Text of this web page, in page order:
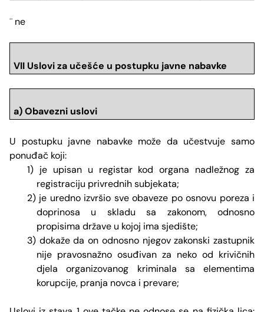
¨ ne
VII Uslovi za učešće u postupku javne nabavke
a) Obavezni uslovi
U postupku javne nabavke može da učestvuje samo
ponuđač koji:
1) je upisan u registar kod organa nadležnog za
registraciju privrednih subjekata;
2) je uredno izvršio sve obaveze po osnovu poreza i
doprinosa u skladu sa zakonom, odnosno
propisima države u kojoj ima sjedište;
3) dokaže da on odnosno njegov zakonski zastupnik
nije pravosnažno osuđivan za neko od krivičnih
djela organizovanog kriminala sa elementima
korupcije, pranja novca i prevare;